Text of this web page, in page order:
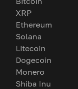
XRP
Ethereum
Solana
Litecoin
Dogecoin
Monero
Shiba Inu